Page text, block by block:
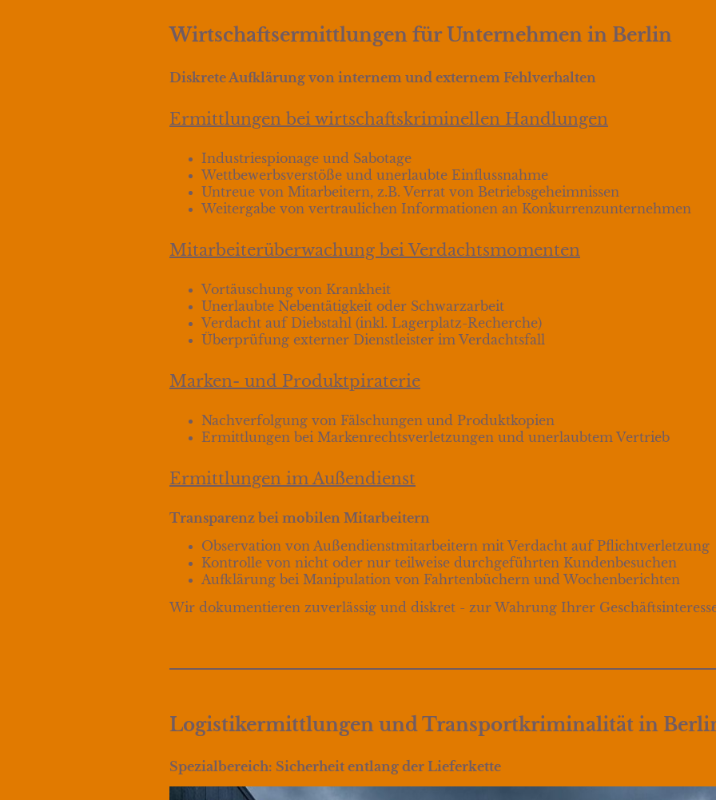
Wirtschaftsermittlungen für Unternehmen in Berlin
Diskrete Aufklärung von internem und externem Fehlverhalten
Ermittlungen bei wirtschaftskriminellen Handlungen
Industriespionage und Sabotage
Wettbewerbsverstöße und unerlaubte Einflussnahme
Untreue von Mitarbeitern, z.B. Verrat von Betriebsgeheimnissen
Weitergabe von vertraulichen Informationen an Konkurrenzunternehmen
Mitarbeiterüberwachung bei Verdachtsmomenten
Vortäuschung von Krankheit
Unerlaubte Nebentätigkeit oder Schwarzarbeit
Verdacht auf Diebstahl (inkl. Lagerplatz-Recherche)
Überprüfung externer Dienstleister im Verdachtsfall
Marken- und Produktpiraterie
Nachverfolgung von Fälschungen und Produktkopien
Ermittlungen bei Markenrechtsverletzungen und unerlaubtem Vertrieb
Ermittlungen im Außendienst
Transparenz bei mobilen Mitarbeitern
Observation von Außendienstmitarbeitern mit Verdacht auf Pflichtverletzung
Kontrolle von nicht oder nur teilweise durchgeführten Kundenbesuchen
Aufklärung bei Manipulation von Fahrtenbüchern und Wochenberichten
Wir dokumentieren zuverlässig und diskret - zur Wahrung Ihrer
Logistikermittlungen und Transportkriminalität in
Spezialbereich: Sicherheit entlang der Lieferkette